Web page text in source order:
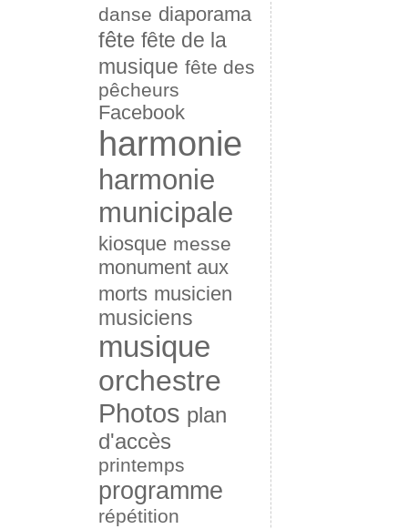
danse diaporama
fête fête de la
musique fête des
pêcheurs
Facebook
harmonie
harmonie
municipale
kiosque messe
monument aux
morts musicien
musiciens
musique
orchestre
Photos plan
d'accès
printemps
programme
répétition